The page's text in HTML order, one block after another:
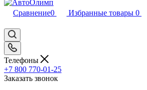
Сравнение0 Избранные товары 0
Телефоны
+7 800 770-01-25
Заказать звонок